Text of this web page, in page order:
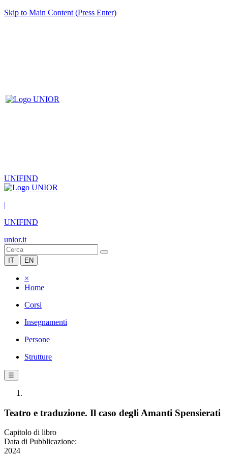
Skip to Main Content (Press Enter)
UNIFIND
|
UNIFIND
unior.it
IT EN
×
Home
Corsi
Insegnamenti
Persone
Strutture
☰
Teatro e traduzione. Il caso degli Amanti Spensierati
Capitolo di libro
Data di Pubblicazione:
2024